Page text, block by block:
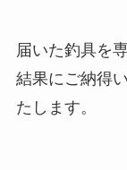
届いた釣具を
結果にご納得
たします。